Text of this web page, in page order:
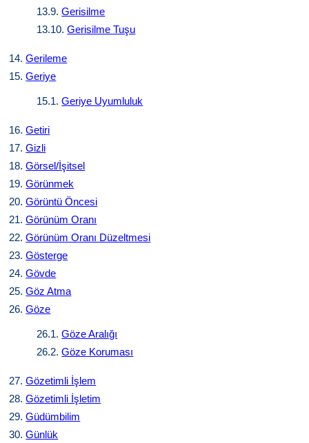
13.9.Gerisilme
13.10.Gerisilme Tuşu
14.Gerileme
15.Geriye
15.1.Geriye Uyumluluk
16.Getiri
17.Gizli
18.Görsel/İşitsel
19.Görünmek
20.Görüntü Öncesi
21.Görünüm Oranı
22.Görünüm Oranı Düzeltmesi
23.Gösterge
24.Gövde
25.Göz Atma
26.Göze
26.1.Göze Aralığı
26.2.Göze Koruması
27.Gözetimli İşlem
28.Gözetimli İşletim
29.Güdümbilim
30.Günlük